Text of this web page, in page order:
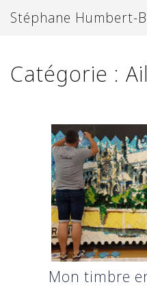
auStéphane Humbert-
Catégorie :
Mon timbre